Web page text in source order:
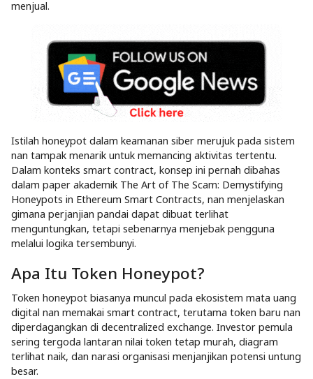
menjual.
Istilah honeypot dalam keamanan siber merujuk pada sistem
nan tampak menarik untuk memancing aktivitas tertentu.
Dalam konteks smart contract, konsep ini pernah dibahas
dalam paper akademik The Art of The Scam: Demystifying
Honeypots in Ethereum Smart Contracts, nan menjelaskan
gimana perjanjian pandai dapat dibuat terlihat
menguntungkan, tetapi sebenarnya menjebak pengguna
melalui logika tersembunyi.
Apa Itu Token Honeypot?
Token honeypot biasanya muncul pada ekosistem mata uang
digital nan memakai smart contract, terutama token baru nan
diperdagangkan di decentralized exchange. Investor pemula
sering tergoda lantaran nilai token tetap murah, diagram
terlihat naik, dan narasi organisasi menjanjikan potensi untung
besar.